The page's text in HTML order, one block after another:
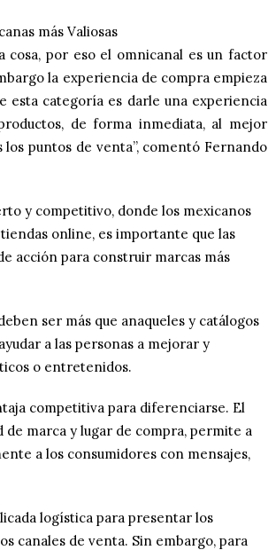
más Valiosas
cosa, por eso el omnicanal es un factor
la experiencia de compra empieza
esta categoría es darle una experiencia
de forma inmediata, al mejor
puntos de venta”, comentó Fernando
y competitivo, donde los mexicanos
online, es importante que las
acción para construir marcas más
ser más que anaqueles y catálogos
a las personas a mejorar y
o entretenidos.
competitiva para diferenciarse. El
marca y lugar de compra, permite a
a los consumidores con mensajes,
logística para presentar los
canales de venta. Sin embargo, para